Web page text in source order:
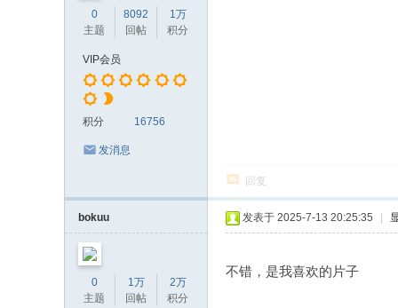
0
主题
8092
回帖
1万
积分
VIP会员
积分 16756
发消息
回复
bokuu
0
主题
1万
回帖
2万
积分
发表于 2025-7-13 20:25:35
不错，是我喜欢的片子